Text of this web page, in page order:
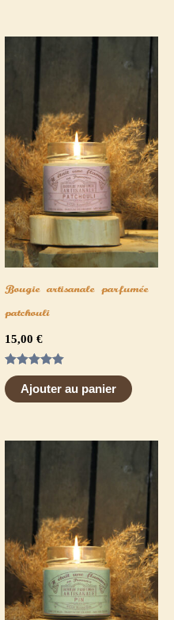
Bougie artisanale parfumée
patchouli
15,00 €
Note
5.00
sur 5
Ajouter au panier